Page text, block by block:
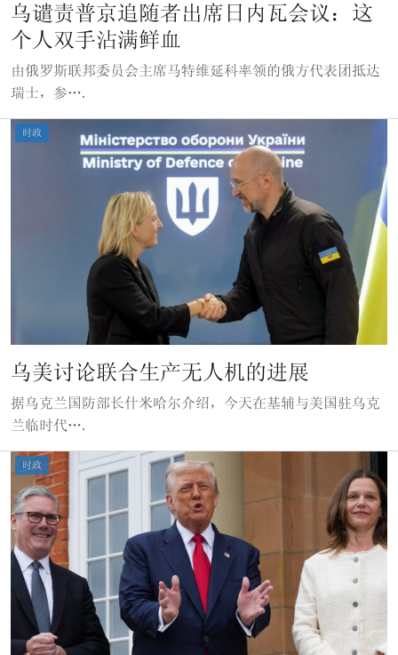
乌谴责普京追随者出席日内瓦会议：这
个人双手沾满鲜血
由俄罗斯联邦委员会主席马特维延科率领的俄方代表团抵达
瑞士，参….
时政
乌美讨论联合生产无人机的进展
据乌克兰国防部长什米哈尔介绍，今天在基辅与美国驻乌克
兰临时代….
时政